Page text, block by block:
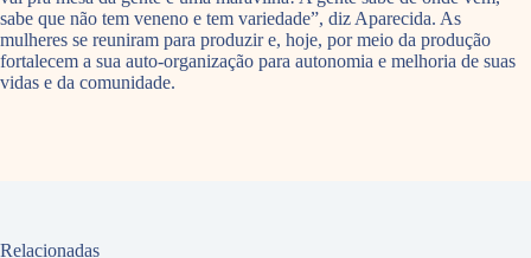
sabe que não tem veneno e tem variedade”, diz Aparecida. As
mulheres se reuniram para produzir e, hoje, por meio da produção
fortalecem a sua auto-organização para autonomia e melhoria de suas
vidas e da comunidade.
Relacionadas